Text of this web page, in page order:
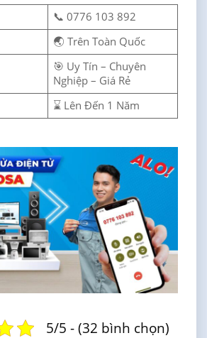
📞 0776 103 892
🌏 Trên Toàn Quốc
🎯 Uy Tín – Chuyên
Nghiệp – Giá Rẻ
⌛ Lên Đến 1 Năm
5/5 - (32 bình chọn)